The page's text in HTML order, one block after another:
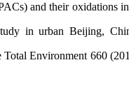
and their oxidations
in urban Beijing,
Total Environment 660